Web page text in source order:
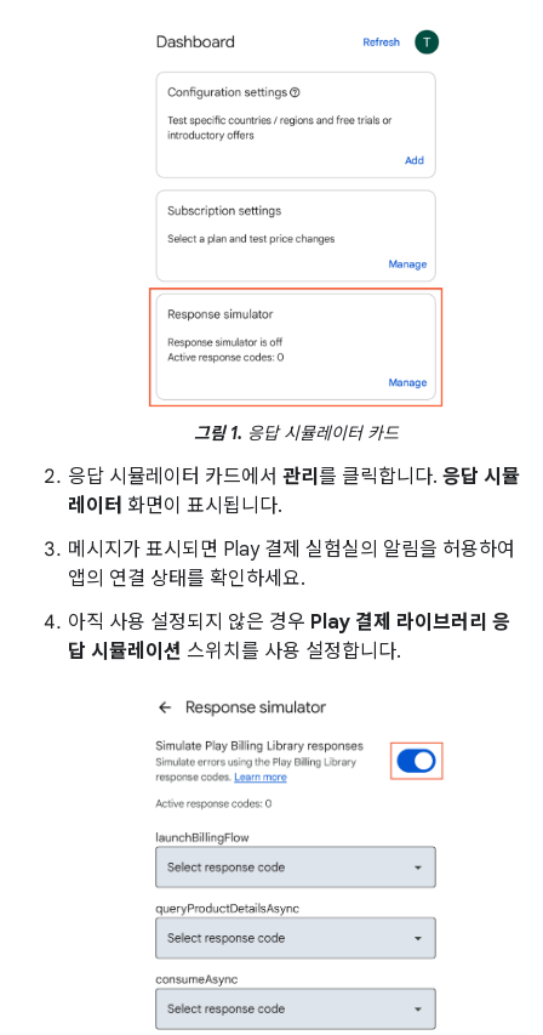
그림 1. 응답 시뮬레이터 카드
응답 시뮬레이터 카드에서 관리 를 클릭합니다. 응답 시뮬
레이터 화면이 표시됩니다.
메시지가 표시되면 Play 결제 실험실의 알림을 허용하여
앱의 연결 상태를 확인하세요.
아직 사용 설정되지 않은 경우 Play 결제 라이브러리 응
답 시뮬레이션 스위치를 사용 설정합니다.